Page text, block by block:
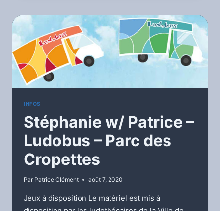
ORGANISATEUR
DE
JAM
ET
CRÉATEUR
DE
INFOS
Stéphanie w/ Patrice –
Ludobus – Parc des
Cropettes
Par Patrice Clément août 7, 2020
Jeux à disposition Le matériel est mis à